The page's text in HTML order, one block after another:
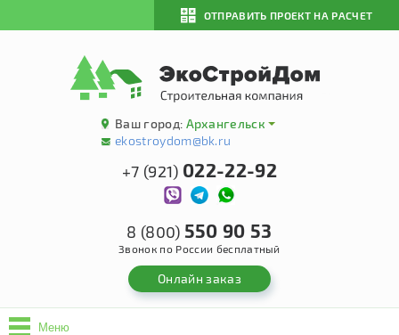
ОТПРАВИТЬ ПРОЕКТ НА РАСЧЕТ
Ваш город: Архангельск
ekostroydom@bk.ru
+7 (921) 022-22-92
8 (800) 550 90 53
Звонок по России бесплатный
Онлайн заказ
Меню